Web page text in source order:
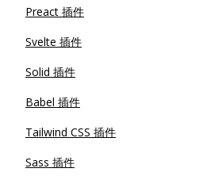
Preact 插件
Svelte 插件
Solid 插件
Babel 插件
Tailwind CSS 插件
Sass 插件